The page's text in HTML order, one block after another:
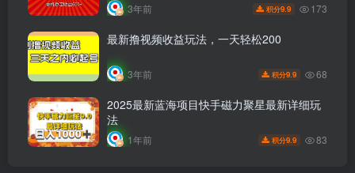
3年前 积分9.9 173
最新撸视频收益玩法，一天轻松200
3年前 积分9.9 68
2025最新蓝海项目快手磁力聚星最新详细玩
法
1年前 积分9.9 83